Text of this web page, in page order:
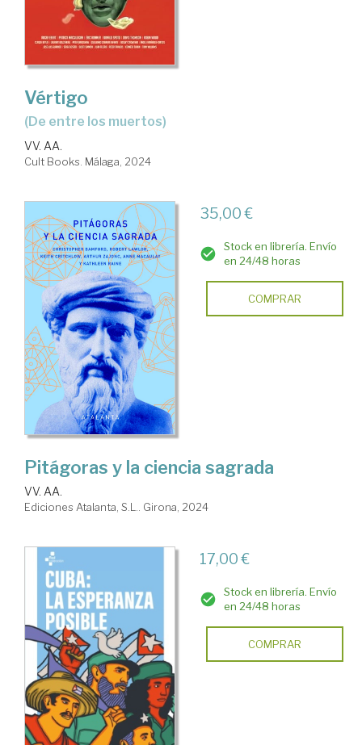
Vértigo
(de entre los muertos)
VV. AA.
Cult Books. Málaga, 2024
35,00 €
Stock en librería. Envío
en 24/48 horas
COMPRAR
Pitágoras y la ciencia sagrada
VV. AA.
Ediciones Atalanta, S.L.. Girona, 2024
17,00 €
Stock en librería. Envío
en 24/48 horas
COMPRAR